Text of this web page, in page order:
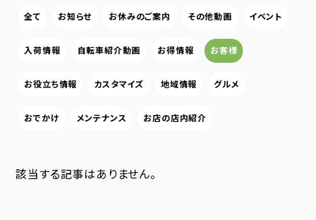
全て お知らせ お休みのご案内 その他動画 イベント
入荷情報 自転車紹介動画 お得情報 お客様
お役立ち情報 カスタマイズ 地域情報 グルメ
おでかけ メンテナンス お店の店内紹介
該当する記事はありません。